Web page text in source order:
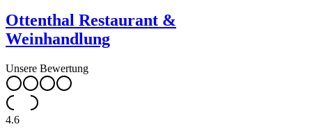
−
Ottenthal Restaurant &
Weinhandlung
Unsere Bewertung
4.6